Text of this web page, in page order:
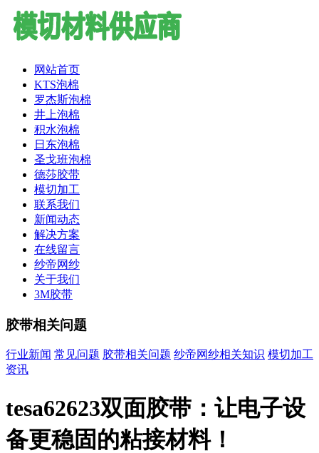
网站首页
KTS泡棉
罗杰斯泡棉
井上泡棉
积水泡棉
日东泡棉
圣戈班泡棉
德莎胶带
模切加工
联系我们
新闻动态
解决方案
在线留言
纱帝网纱
关于我们
3M胶带
胶带相关问题
行业新闻 常见问题 胶带相关问题 纱帝网纱相关知识 模切加工
资讯
tesa62623双面胶带：让电子设
备更稳固的粘接材料！